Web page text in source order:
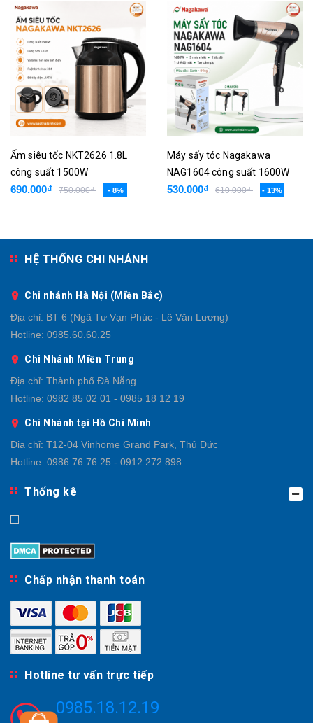
Ấm siêu tốc NKT2626 1.8L
công suất 1500W
690.000₫ 750.000₫ - 8%
Máy sấy tóc Nagakawa
NAG1604 công suất 1600W
530.000₫ 610.000₫ - 13%
HỆ THỐNG CHI NHÁNH
Chi nhánh Hà Nội (Miền Bắc)
Địa chỉ: BT 6 (Ngã Tư Vạn Phúc - Lê Văn Lương)
Hotline: 0985.60.60.25
Chi Nhánh Miền Trung
Địa chỉ: Thành phố Đà Nẵng
Hotline: 0982 85 02 01 - 0985 18 12 19
Chi Nhánh tại Hồ Chí Minh
Địa chỉ: T12-04 Vinhome Grand Park, Thủ Đức
Hotline: 0986 76 76 25 - 0912 272 898
Thống kê
Chấp nhận thanh toán
Hotline tư vấn trực tiếp
0985.18.12.19